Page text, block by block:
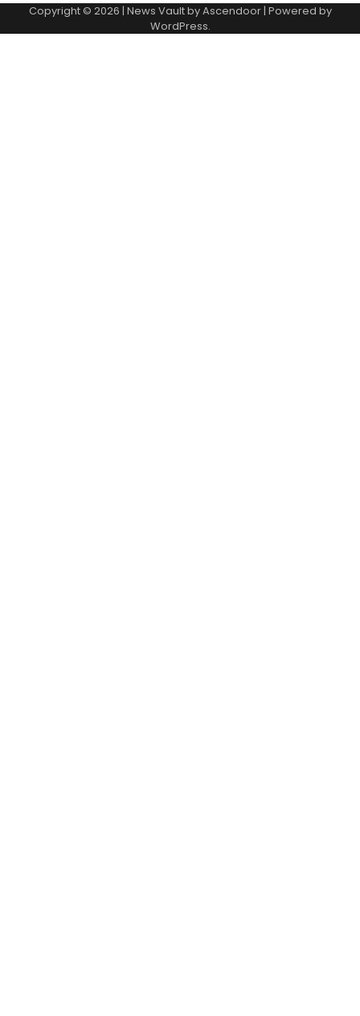
Copyright © 2026 | News Vault byAscendoor| Powered by
WordPress.